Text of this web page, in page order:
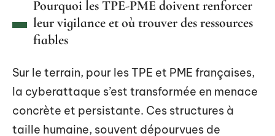
Pourquoi les TPE-PME doivent renforcer
leur vigilance et où trouver des ressources
fiables
Sur le terrain, pour les TPE et PME françaises,
la cyberattaque s’est transformée en menace
concrète et persistante. Ces structures à
taille humaine, souvent dépourvues de